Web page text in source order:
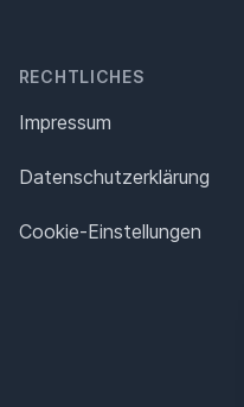
RECHTLICHES
Impressum
Datenschutz­erklärung
Cookie-Einstellungen